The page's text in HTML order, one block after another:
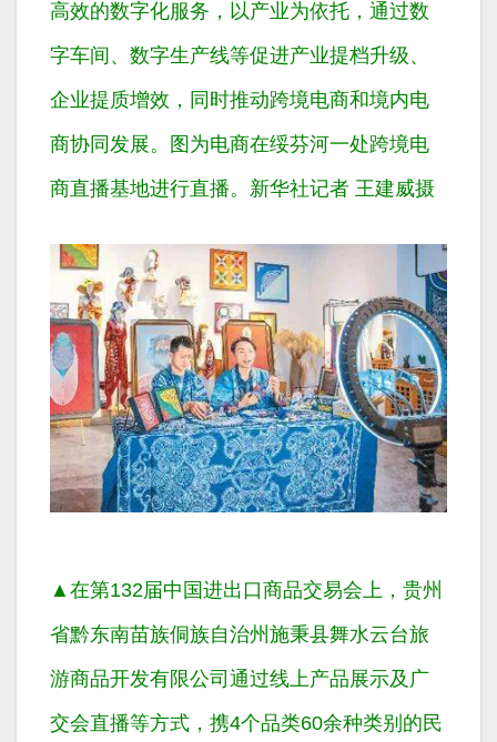
高效的数字化服务，以产业为依托，通过数
字车间、数字生产线等促进产业提档升级、
企业提质增效，同时推动跨境电商和境内电
商协同发展。图为电商在绥芬河一处跨境电
商直播基地进行直播。新华社记者 王建威摄
▲在第132届中国进出口商品交易会上，贵州
省黔东南苗族侗族自治州施秉县舞水云台旅
游商品开发有限公司通过线上产品展示及广
交会直播等方式，携4个品类60余种类别的民